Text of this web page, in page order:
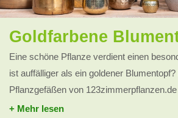
Goldfarbene
Eine schöne Pflanze verdient einen
ist auffälliger als ein goldener
Pflanzgefäßen von
Interieur sofort eine elegante und trendige
+ Mehr lesen